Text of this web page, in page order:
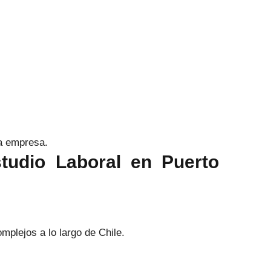
empresa.
Laboral en Puerto
a lo largo de Chile.